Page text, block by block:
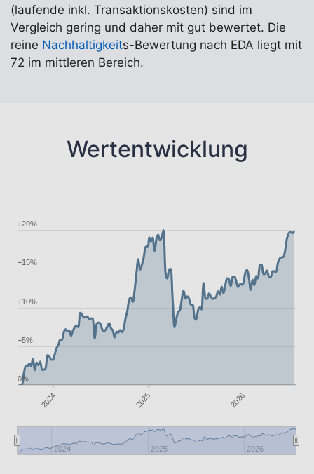
(laufende inkl. Transaktionskosten) sind im
Vergleich gering und daher mit gut bewertet. Die
reine Nachhaltigkeits-Bewertung nach EDA liegt mit
72 im mittleren Bereich.
Wertentwicklung
2024 2025 2026
2024 2025 2026
0%
+5%
+10%
+15%
+20%